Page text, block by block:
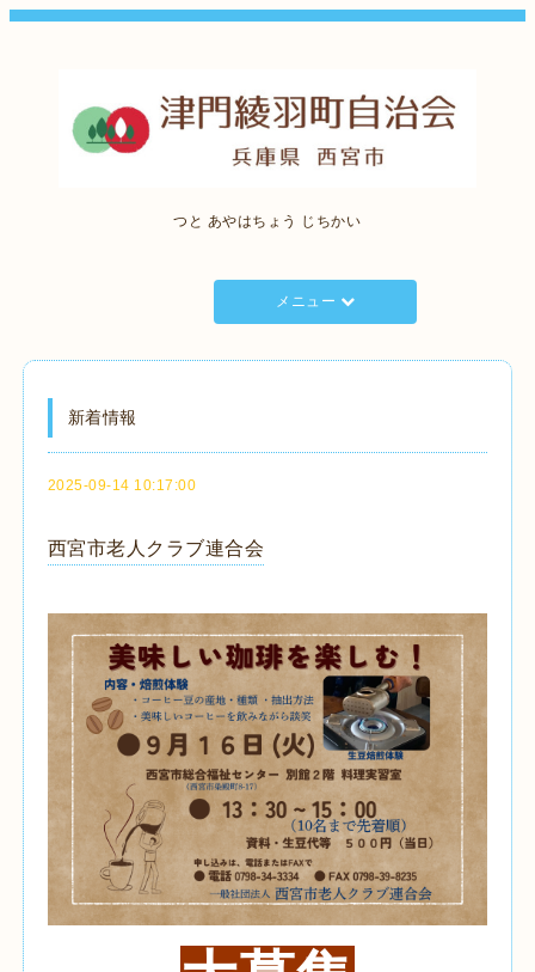
つと あやはちょう じちかい
メニュー
新着情報
2025-09-14 10:17:00
西宮市老人クラブ連合会